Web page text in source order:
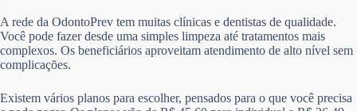
A rede da OdontoPrev tem muitas clínicas e dentistas de qualidade.
Você pode fazer desde uma simples limpeza até tratamentos mais
complexos. Os beneficiários aproveitam atendimento de alto nível sem
complicações.
Existem vários planos para escolher, pensados para o que você precisa